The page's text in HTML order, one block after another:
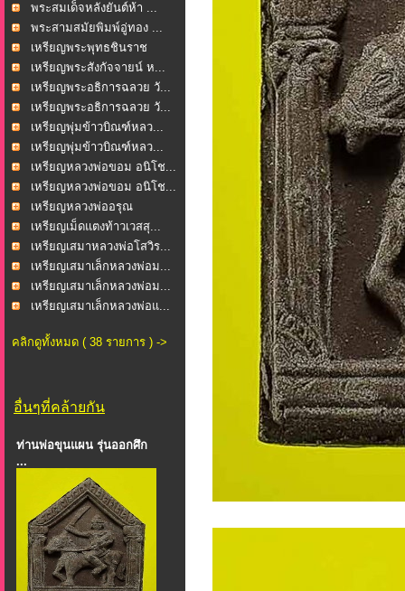
พระสมเด็จหลังยันต์ห้า ...
พระสามสมัยพิมพ์อู่ทอง ...
เหรียญพระพุทธชินราช
หล... เหรียญพระสังกัจจายน์ ห...
เหรียญพระอธิการฉลวย วั...
เหรียญพระอธิการฉลวย วั...
เหรียญพุ่มข้าวบิณฑ์หลว...
เหรียญพุ่มข้าวบิณฑ์หลว...
เหรียญหลวงพ่อขอม อนิโช...
เหรียญหลวงพ่อขอม อนิโช...
เหรียญหลวงพ่ออรุณ
ญาณว...เหรียญเม็ดแตงท้าวเวสสุ...
เหรียญเสมาหลวงพ่อโสวิร...
เหรียญเสมาเล็กหลวงพ่อม...
เหรียญเสมาเล็กหลวงพ่อม...
เหรียญเสมาเล็กหลวงพ่อแ...
คลิกดูทั้งหมด ( 38 รายการ ) ->
อื่นๆที่คล้ายกัน
ท่านพ่อขุนแผน รุ่นออกศึก
...